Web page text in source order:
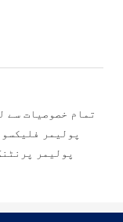
تمام خصوصیات سے
پولیمر
پولیمر